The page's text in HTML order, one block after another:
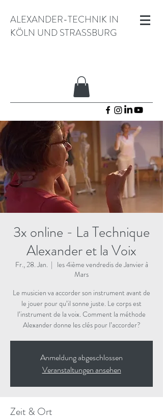
ALEXANDER-TECHNIK IN
KÖLN UND STRASSBURG
3x online - La Technique
Alexander et la Voix
Fr., 28. Jan.
  |
les 4ième vendredis de Janvier à
Mars
Le musicien va accorder son instrument avant de
le jouer pour qu’il sonne juste. Le corps est
l’instrument de la voix. Comment la méthode
Alexander donne les clés pour l’accorder?
Anmeldung abgeschlossen
Veranstaltungen ansehen
Zeit & Ort